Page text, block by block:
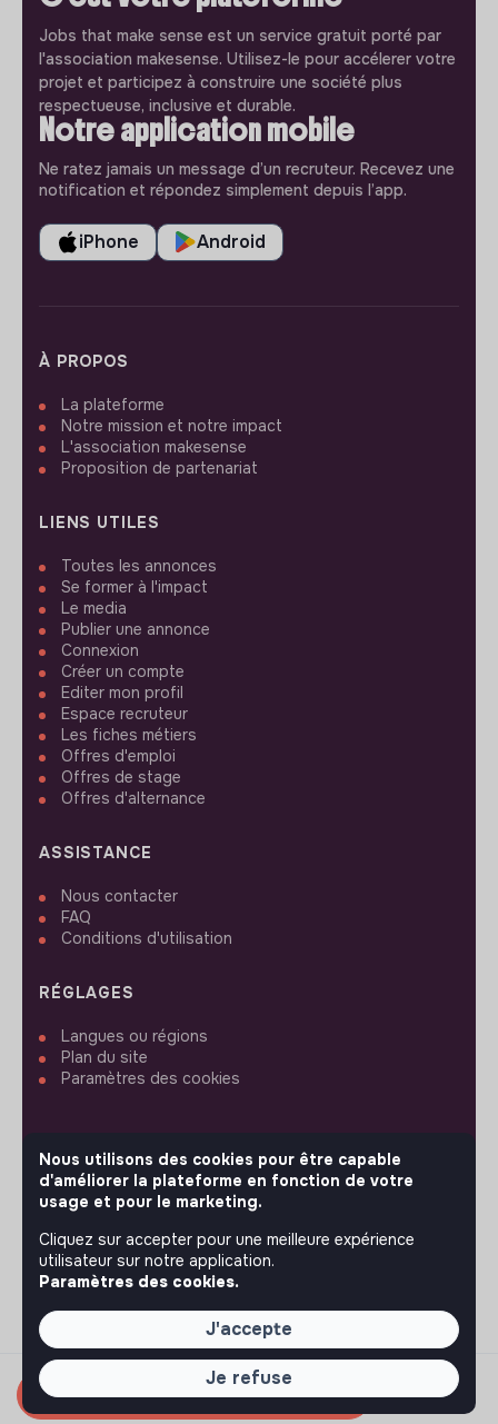
Candidater
Jobs that make sense est un service gratuit porté par
l'association makesense. Utilisez-le pour accélerer votre
projet et participez à construire une société plus
respectueuse, inclusive et durable.
Notre application mobile
Ne ratez jamais un message d’un recruteur. Recevez une
notification et répondez simplement depuis l’app.
iPhone Android
À PROPOS
La plateforme
Notre mission et notre impact
L'association makesense
Proposition de partenariat
LIENS UTILES
Toutes les annonces
Se former à l'impact
Le media
Publier une annonce
Connexion
Créer un compte
Editer mon profil
Espace recruteur
Les fiches métiers
Offres d'emploi
Offres de stage
Offres d'alternance
ASSISTANCE
Nous contacter
FAQ
Conditions d'utilisation
RÉGLAGES
Langues ou régions
Plan du site
Paramètres des cookies
SUIVEZ-NOUS
© 2026 jobs that makesense.
Nous utilisons des cookies pour être capable
d'améliorer la plateforme en fonction de votre
usage et pour le marketing.
Cliquez sur accepter pour une meilleure expérience
utilisateur sur notre application.
Paramètres des cookies.
J'accepte
Je refuse